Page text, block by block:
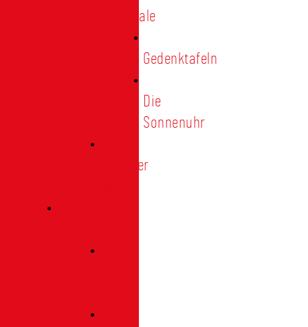
Denkmale
Gedenktafeln
Die
Sonnenuhr
Ratinger